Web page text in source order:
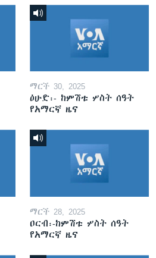
ማርች 30, 2025
ዕሁድ፡- ከምሽቱ ሦስት ሰዓት
የአማርኛ ዜና
ማርች 28, 2025
ዐርብ፡-ከምሽቱ ሦስት ሰዓት
የአማርኛ ዜና